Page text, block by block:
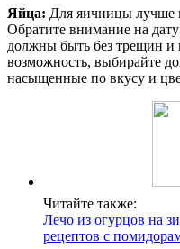
Яйца: Для яичницы лучше
Обратите внимание на
должны быть без трещин и
возможность, выбирайте
насыщенные по вкусу и
Читайте также:
Лечо из огурцов на
рецептов с